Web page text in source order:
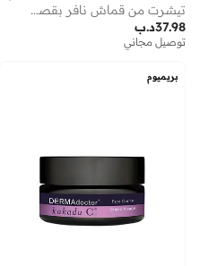
تيشرت من قماش نافر بقصة واسعة مزين بطبعة جرافيك من الخلف
د.ب37.98
توصيل مجاني
بريميوم